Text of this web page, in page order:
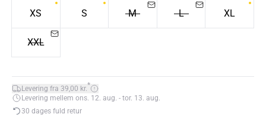
XS S M L XL
XXL
Levering fra 39,00 kr.*
Levering mellem ons. 12. aug. - tor. 13. aug.
30 dages fuld retur